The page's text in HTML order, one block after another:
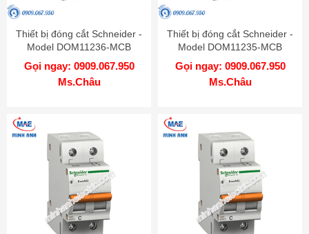
Thiết bị đóng cắt Schneider -
Model DOM11236-MCB
Gọi ngay: 0909.067.950
Ms.Châu
Thiết bị đóng cắt Schneider -
Model DOM11235-MCB
Gọi ngay: 0909.067.950
Ms.Châu